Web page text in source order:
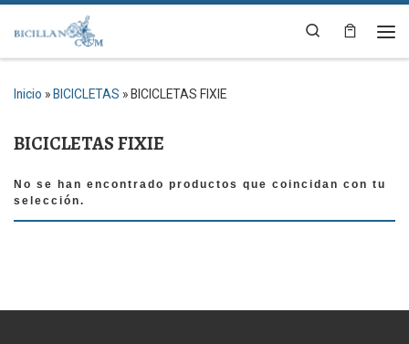
Saltar al contenido
Search
Inicio » BICICLETAS » BICICLETAS FIXIE
BICICLETAS FIXIE
No se han encontrado productos que coincidan con tu
selección.